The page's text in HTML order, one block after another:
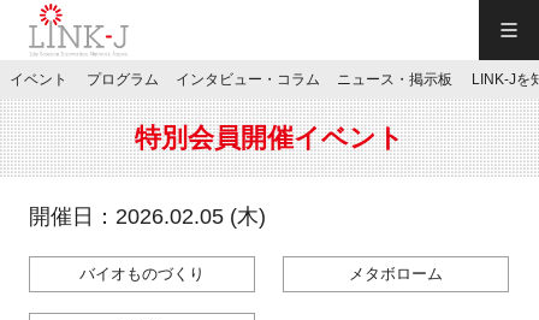
JP／EN
特別会員専用メニュー
イベント プログラム インタビュー・コラム ニュース・掲示板 LINK-Jを
特別会員開催イベント
開催日：2026.02.05 (木)
バイオものづくり メタボローム